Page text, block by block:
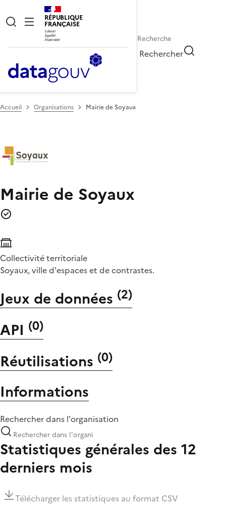
RÉPUBLIQUE
FRANÇAISE
Rechercher
Accueil Organisations Mairie de Soyaux
Mairie de Soyaux
Collectivité territoriale
Soyaux, ville d'espaces et de contrastes.
Jeux de données (2)
API (0)
Réutilisations (0)
Informations
Rechercher dans l'organisation
Statistiques générales des 12
derniers mois
Télécharger les statistiques au format CSV